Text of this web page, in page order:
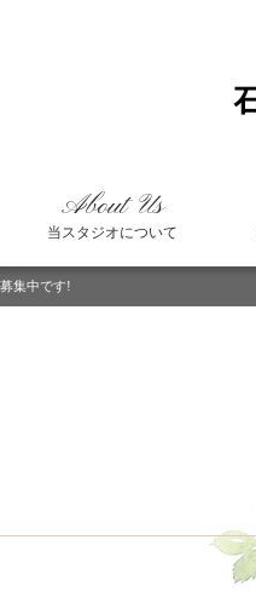
About Us
当スタジオについて
集中です!